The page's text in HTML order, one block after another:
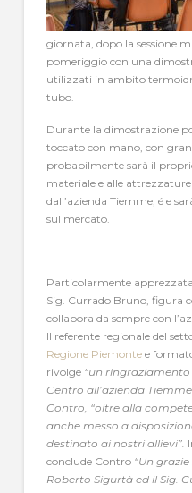
giornata, dopo la sessione
pomeriggio con una
utilizzati in ambito
tubo.
Durante la dimostrazione
toccato con mano, con
probabilmente sarà il
materiale e alle attrezzature
dall’azienda Tiemme, é e
sul mercato.
Particolarmente
Sig. Currado Bruno, figura
collabora da sempre con
Il referente regionale del
Regione Piemontee
rivolge “un
Centro all’azienda
Contro, “oltre alla
anche messo a
destinato ai nostri allievi”.
conclude Contro “Un
Roberto Sigurtà ed il Sig.